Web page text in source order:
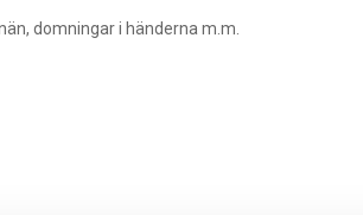
domningar i händerna m.m.